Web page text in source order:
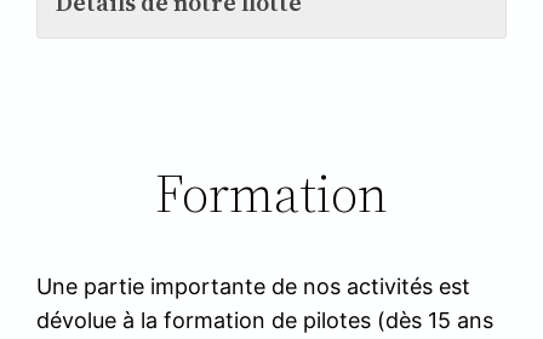
Formation
Une partie importante de nos activités est
dévolue à la formation de pilotes (dès 15 ans